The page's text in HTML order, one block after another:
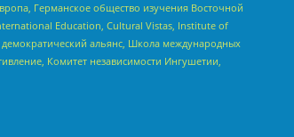
Германское общество изучения Восточной
Education, Cultural Vistas, Institute of
альянс, Школа международных
Комитет независимости Ингушетии,